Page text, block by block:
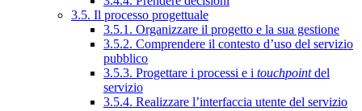
3.5. Il processo progettuale
3.5.1. Organizzare il progetto e la sua gestione
3.5.2. Comprendere il contesto d’uso del servizio
pubblico
3.5.3. Progettare i processi e i touchpointdel
servizio
3.5.4. Realizzare l’interfaccia utente del servizio